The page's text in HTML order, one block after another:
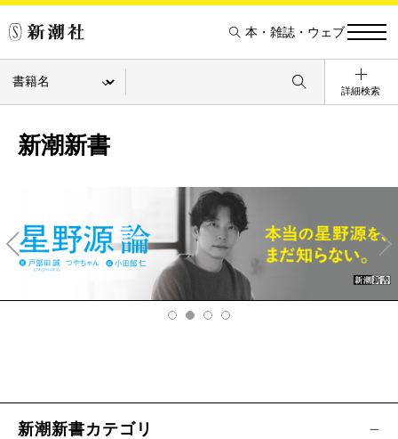
本・雑誌・ウェブ
詳細検索
新潮新書
v
Ne
xt
新潮新書カテゴリ